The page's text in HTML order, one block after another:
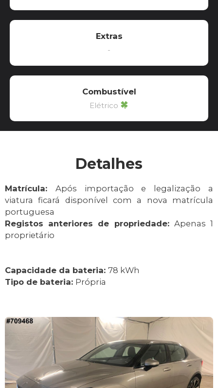
Extras
-
Combustível
Elétrico
Detalhes
Matrícula: Após importação e legalização a
viatura ficará disponível com a nova matrícula
portuguesa
Registos anteriores de propriedade: Apenas 1
proprietário
Capacidade da bateria: 78 kWh
Tipo de bateria: Própria